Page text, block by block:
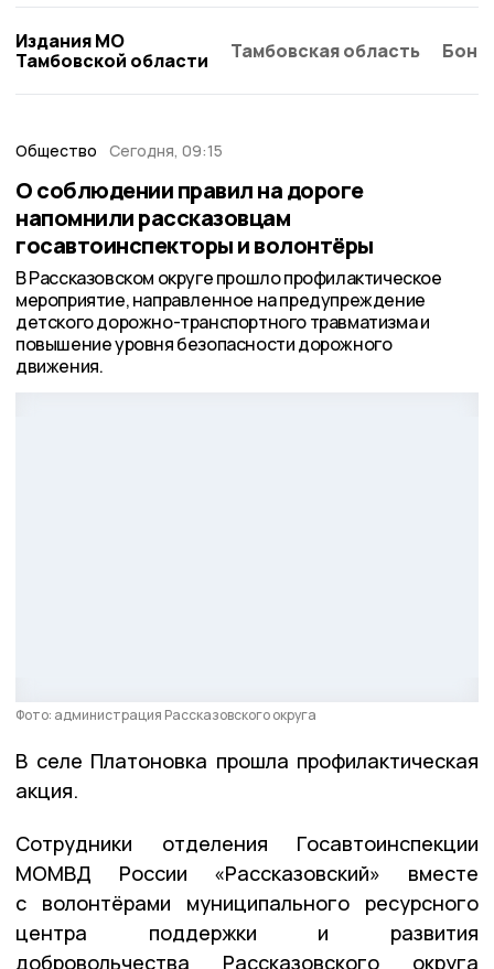
Издания МО
Тамбовской области
Тамбовская область
Общество Сегодня, 09:15
О соблюдении правил на дороге
напомнили рассказовцам
госавтоинспекторы и волонтёры
В Рассказовском округе прошло профилактическое
мероприятие, направленное на предупреждение
детского дорожно-транспортного травматизма и
повышение уровня безопасности дорожного
движения.
Фото: администрация Рассказовского округа
В селе Платоновка прошла профилактическая
акция.
Сотрудники отделения Госавтоинспекции
МОМВД России «Рассказовский» вместе
с волонтёрами муниципального ресурсного
центра поддержки и развития
добровольчества Рассказовского округа